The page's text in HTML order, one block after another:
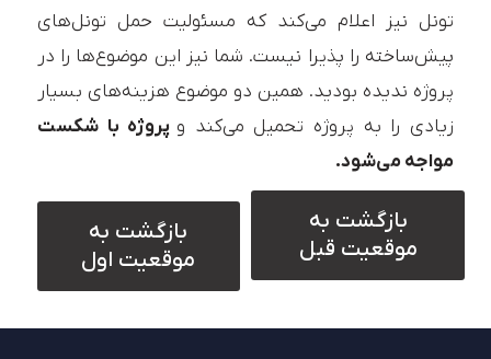
تونل نیز اعلام می‌کند که مسئولیت حمل تونل‌های
پیش‌ساخته را پذیرا نیست. شما نیز این موضوع‌ها را در
پروژه ندیده بودید. همین دو موضوع هزینه‌های بسیار
زیادی را به پروژه تحمیل می‌کند و پروژه با شکست
مواجه می‌شود.
بازگشت به
موقعیت قبل
بازگشت به
موقعیت اول